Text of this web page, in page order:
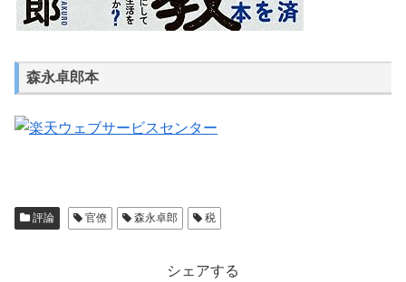
森永卓郎本
評論 官僚 森永卓郎 税
シェアする